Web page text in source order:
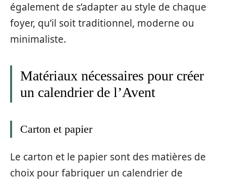
également de s’adapter au style de chaque
foyer, qu’il soit traditionnel, moderne ou
minimaliste.
Matériaux nécessaires pour créer
un calendrier de l’Avent
Carton et papier
Le carton et le papier sont des matières de
choix pour fabriquer un calendrier de